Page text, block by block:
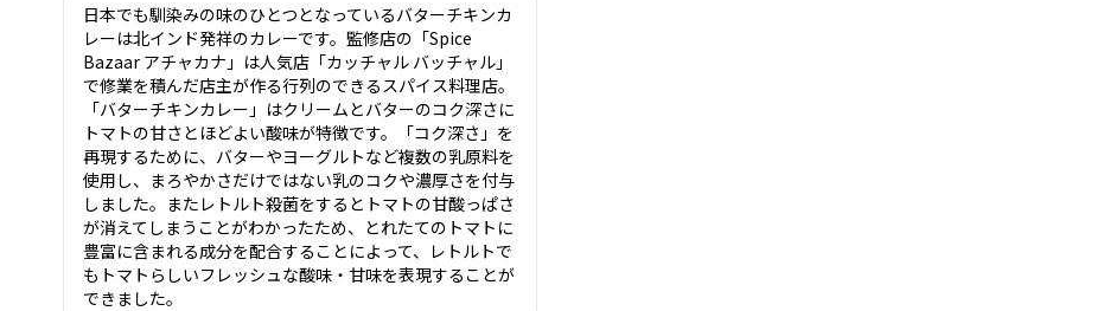
日本でも馴染みの味のひとつとなっているバターチキンカ
レーは北インド発祥のカレーです。監修店の「Spice
Bazaar アチャカナ」は人気店「カッチャル バッチャル」
で修業を積んだ店主が作る行列のできるスパイス料理店。
「バターチキンカレー」はクリームとバターのコク深さに
トマトの甘さとほどよい酸味が特徴です。「コク深さ」を
再現するために、バターやヨーグルトなど複数の乳原料を
使用し、まろやかさだけではない乳のコクや濃厚さを付与
しました。またレトルト殺菌をするとトマトの甘酸っぱさ
が消えてしまうことがわかったため、とれたてのトマトに
豊富に含まれる成分を配合することによって、レトルトで
もトマトらしいフレッシュな酸味・甘味を表現することが
できました。